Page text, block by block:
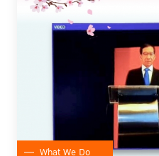
What We Do